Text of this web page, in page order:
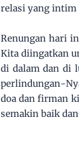
relasi yang intim
Renungan hari
Kita diingatkan
di dalam dan di
perlindungan-
doa dan firman
semakin baik